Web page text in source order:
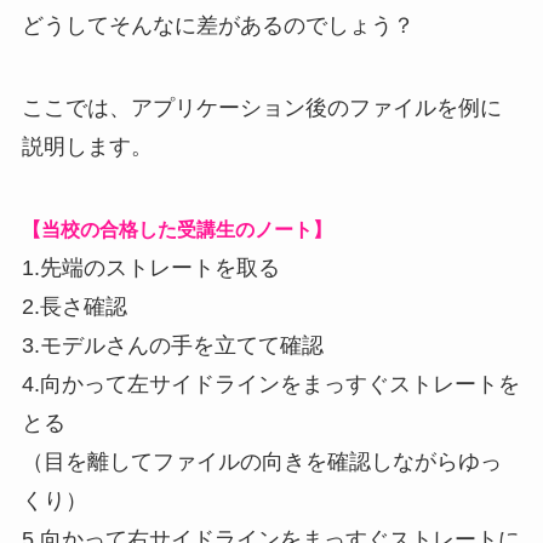
どうしてそんなに差があるのでしょう？
ここでは、アプリケーション後のファイルを例に
説明します。
【当校の合格した受講生のノート】
1.先端のストレートを取る
2.長さ確認
3.モデルさんの手を立てて確認
4.向かって左サイドラインをまっすぐストレートを
とる
（目を離してファイルの向きを確認しながらゆっ
くり）